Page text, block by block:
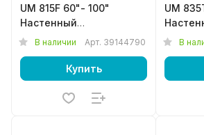
UM 815F 60"- 100"
Настенный
фиксированный Черный
В наличии Арт. 39144790
Купить
UM
Черный
В